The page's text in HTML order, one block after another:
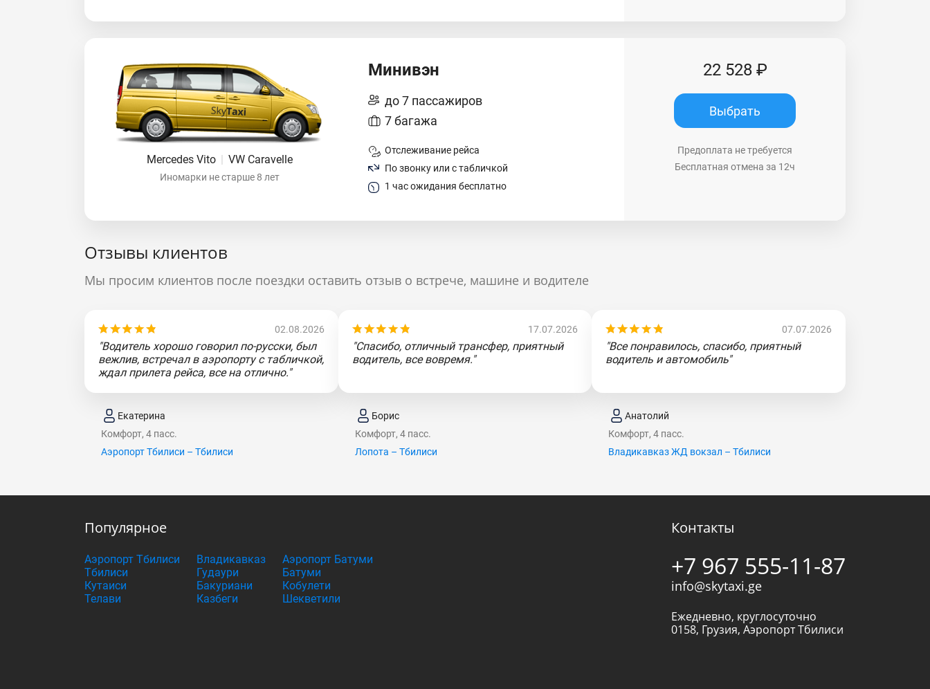
Mercedes Vito | VW Caravelle
Иномарки не старше 8 лет
Минивэн
до 7 пассажиров
7 багажа
Отслеживание рейса
По звонку или с табличкой
1 час ожидания бесплатно
22 528 ₽
Выбрать
Предоплата не требуется
Бесплатная отмена за 12ч
Отзывы клиентов
Мы просим клиентов после поездки оставить отзыв о встрече, машине и водителе
02.08.2026
"Водитель хорошо говорил по-русски, был
вежлив, встречал в аэропорту с табличкой,
ждал прилета рейса, все на отлично."
Екатерина
Комфорт, 4 пасс.
Аэропорт Тбилиси – Тбилиси
17.07.2026
"Спасибо, отличный трансфер, приятный
водитель, все вовремя."
Борис
Комфорт, 4 пасс.
Лопота – Тбилиси
07.07.2026
"Все понравилось, спасибо, приятный
водитель и автомобиль"
Анатолий
Комфорт, 4 пасс.
Владикавказ ЖД вокзал – Тбилиси
Популярное
Аэропорт Тбилиси
Тбилиси
Кутаиси
Телави
Владикавказ
Гудаури
Бакуриани
Казбеги
Аэропорт Батуми
Батуми
Кобулети
Шекветили
Контакты
+7 967 555-11-87
info@skytaxi.ge
Ежедневно, круглосуточно
0158, Грузия, Аэропорт Тбилиси